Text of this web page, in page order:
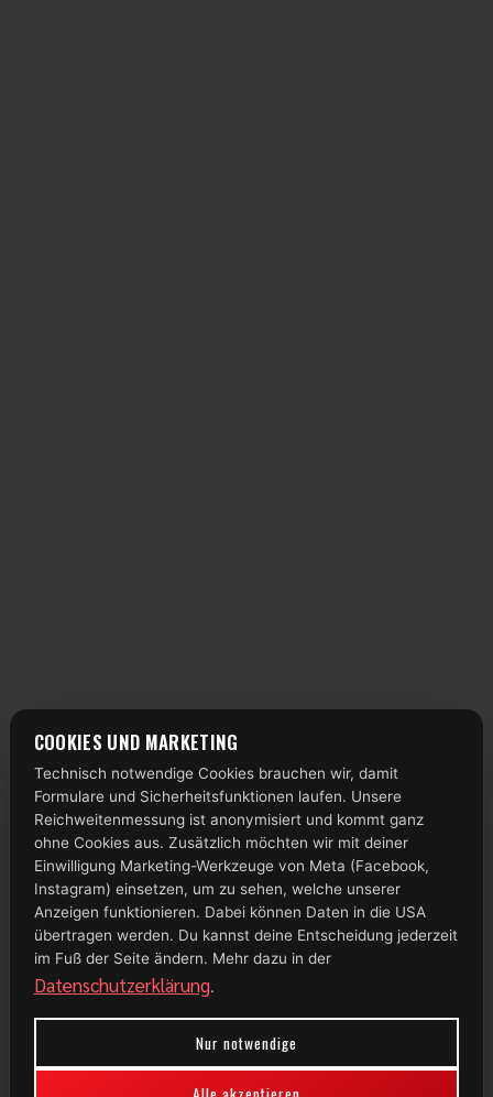
COOKIES UND MARKETING
Technisch notwendige Cookies brauchen wir, damit
Formulare und Sicherheitsfunktionen laufen. Unsere
Reichweitenmessung ist anonymisiert und kommt ganz
ohne Cookies aus. Zusätzlich möchten wir mit deiner
Einwilligung Marketing-Werkzeuge von Meta (Facebook,
Instagram) einsetzen, um zu sehen, welche unserer
Anzeigen funktionieren. Dabei können Daten in die USA
übertragen werden. Du kannst deine Entscheidung jederzeit
im Fuß der Seite ändern. Mehr dazu in der
Datenschutzerklärung.
Nur notwendige